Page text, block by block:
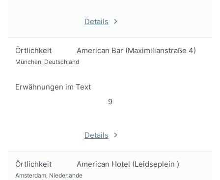
Details
Örtlichkeit American Bar (Maximilianstraße 4)
München, Deutschland
Erwähnungen im Text
9
Details
Örtlichkeit American Hotel (Leidseplein )
Amsterdam, Niederlande